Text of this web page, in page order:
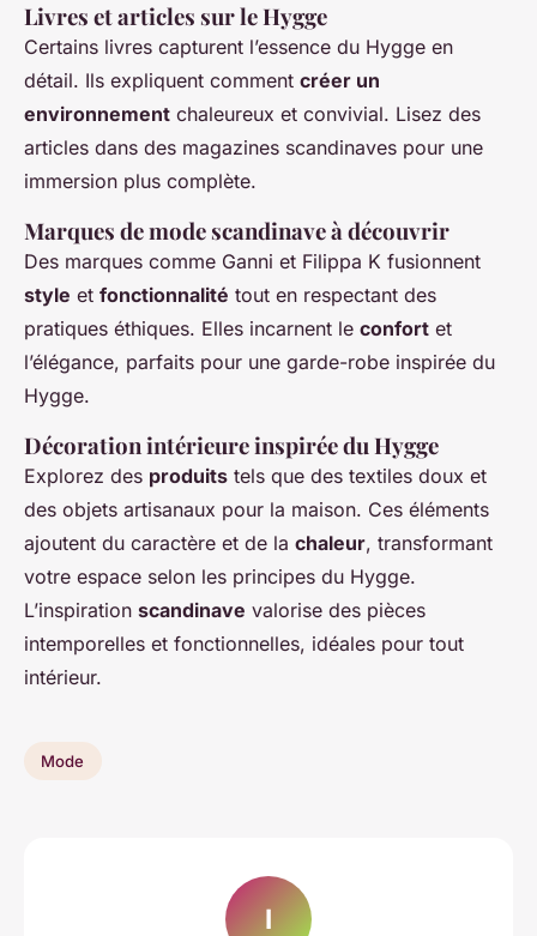
Livres et articles sur le Hygge
Certains livres capturent l’essence du Hygge en
détail. Ils expliquent comment créer un
environnement chaleureux et convivial. Lisez des
articles dans des magazines scandinaves pour une
immersion plus complète.
Marques de mode scandinave à découvrir
Des marques comme Ganni et Filippa K fusionnent
style et fonctionnalité tout en respectant des
pratiques éthiques. Elles incarnent le confort et
l’élégance, parfaits pour une garde-robe inspirée du
Hygge.
Décoration intérieure inspirée du Hygge
Explorez des produits tels que des textiles doux et
des objets artisanaux pour la maison. Ces éléments
ajoutent du caractère et de la chaleur, transformant
votre espace selon les principes du Hygge.
L’inspiration scandinave valorise des pièces
intemporelles et fonctionnelles, idéales pour tout
intérieur.
Mode
I